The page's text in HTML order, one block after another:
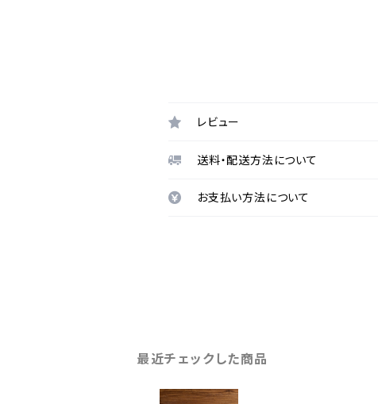
レビュー
送料・配送方法について
お支払い方法について
最近チェックした商品